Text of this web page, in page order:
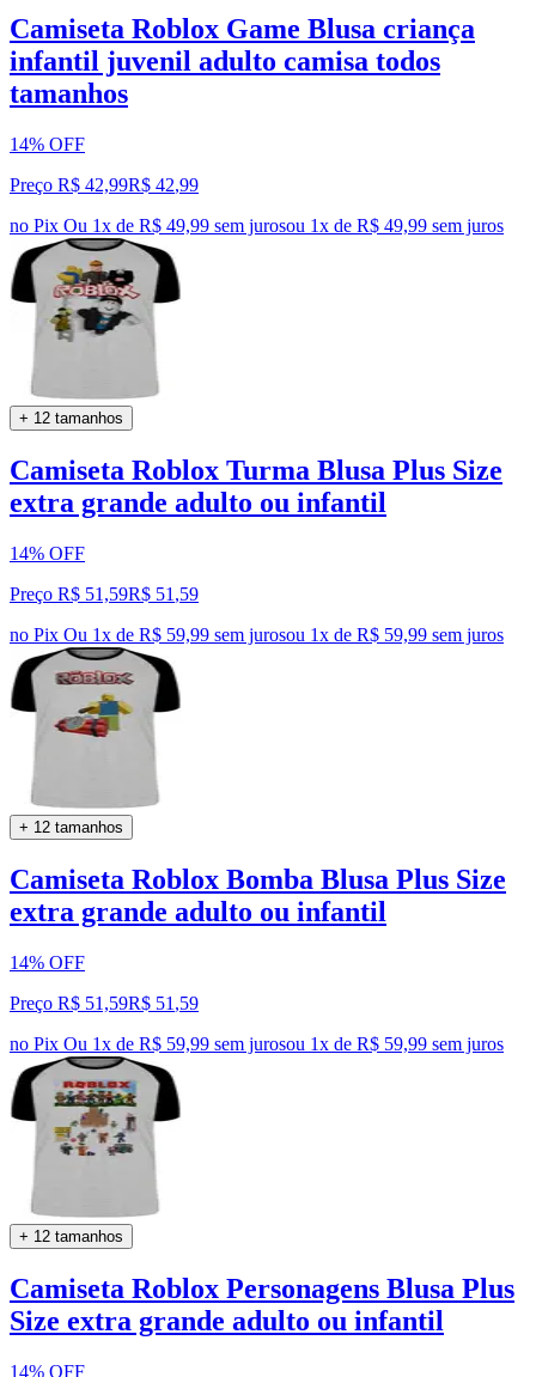
Camiseta Roblox Game Blusa criança
infantil juvenil adulto camisa todos
tamanhos
14% OFF
Preço R$ 42,99R$ 42,99
no Pix Ou 1x de R$ 49,99 sem jurosou 1x de R$ 49,99 sem juros
+ 12 tamanhos
Camiseta Roblox Turma Blusa Plus Size
extra grande adulto ou infantil
14% OFF
Preço R$ 51,59R$ 51 ,59
no Pix Ou 1x de R$ 59,99 sem jurosou 1x de R$ 59,99 sem juros
+ 12 tamanhos
Camiseta Roblox Bomba Blusa Plus Size
extra grande adulto ou infantil
14% OFF
Preço R$ 51,59R$ 51 ,59
no Pix Ou 1x de R$ 59,99 sem jurosou 1x de R$ 59,99 sem juros
+ 12 tamanhos
Camiseta Roblox Personagens Blusa Plus
Size extra grande adulto ou infantil
14% OFF